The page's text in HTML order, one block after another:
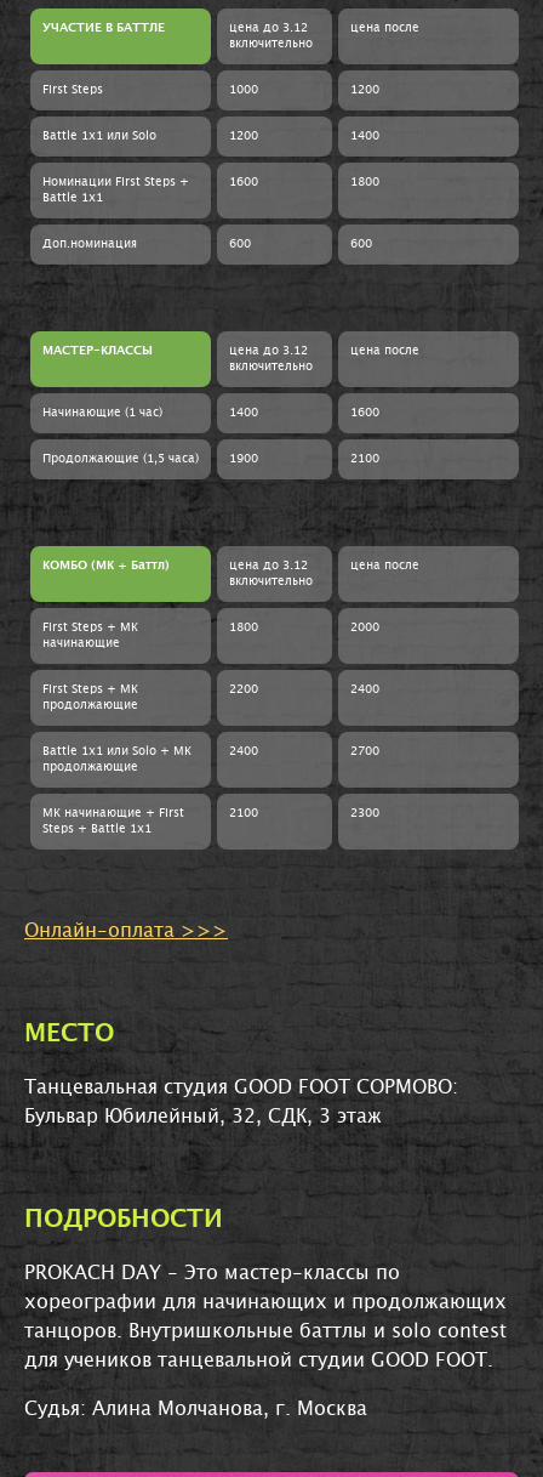
УЧАСТИЕ В БАТТЛЕ цена до 3 .12
включительно
цена после
First Steps 1000 1200
Battle 1х1 или Solo 1200 1400
Номинации First Steps +
Battle 1x1
1600 1800
Доп.номинация 600 600
МАСТЕР-КЛАССЫ цена до 3 .12
включительно
цена после
Начинающие (1 час) 1400 1600
Продолжающие (1,5 часа) 1900 2100
КОМБО (МК + Баттл) цена до 3 .12
включительно
цена после
First Steps + МК
начинающие
1800 2000
First Steps + МК
продолжающие
2200 2400
Battle 1х1 или Solo + МК
продолжающие
2400 2700
МК начинающие + First
Steps + Battle 1x1
2100 2300
Онлайн-оплата >>>
МЕСТО
Танцевальная студия GOOD FOOT СОРМОВО:
Бульвар Юбилейный, 32, СДК, 3 этаж
ПОДРОБНОСТИ
PROKACH DAY - Это мастер-классы по
хореографии для начинающих и продолжающих
танцоров. Внутришкольные баттлы и solo contest
для учеников танцевальной студии GOOD FOOT
Судья: Алина Молчанова, г. Москва